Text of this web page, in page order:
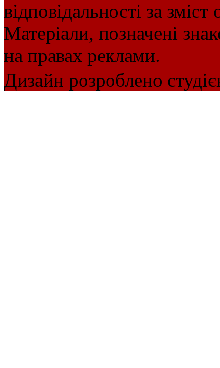
відповідальності за
Матеріали, позначені
на правах реклами.
Дизайн розроблено